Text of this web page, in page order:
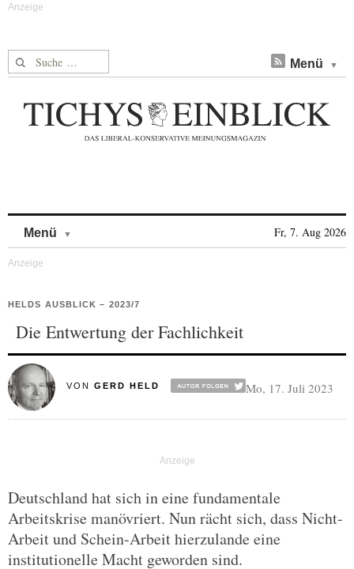
Suche nach: Menü
Menü Fr, 7. Aug 2026
HELDS AUSBLICK – 2023/7
Die Entwertung der Fachlichkeit
VON GERD HELD Mo, 17. Juli 2023
Deutschland hat sich in eine fundamentale
Arbeitskrise manövriert. Nun rächt sich, dass Nicht-
Arbeit und Schein-Arbeit hierzulande eine
institutionelle Macht geworden sind.